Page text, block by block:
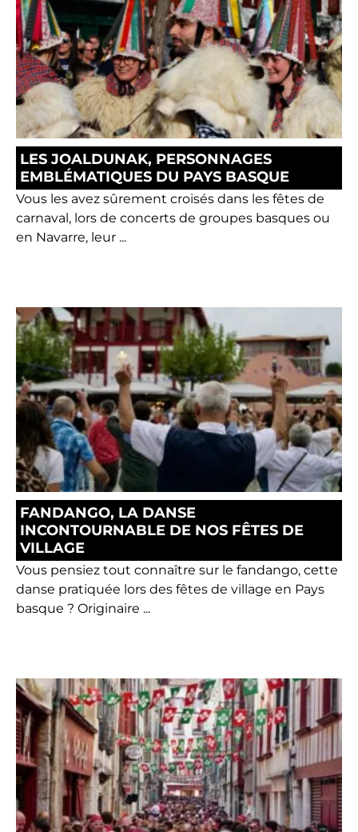
LES JOALDUNAK, PERSONNAGES
EMBLÉMATIQUES DU PAYS BASQUE
Vous les avez sûrement croisés dans les fêtes de
carnaval, lors de concerts de groupes basques ou
en Navarre, leur ...
FANDANGO, LA DANSE
INCONTOURNABLE DE NOS FÊTES DE
VILLAGE
Vous pensiez tout connaître sur le fandango, cette
danse pratiquée lors des fêtes de village en Pays
basque ? Originaire ...